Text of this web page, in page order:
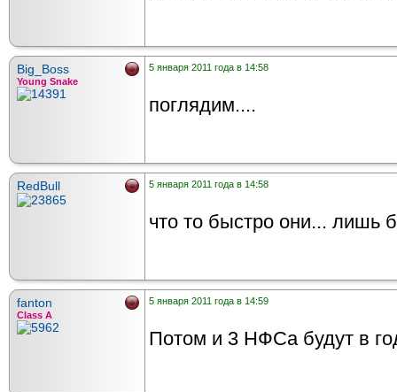
Big_Boss
Young Snake
5 января 2011 года в 14:58
поглядим....
RedBull 5 января 2011 года в 14:58
что то быстро они... лишь
fanton
Class A
5 января 2011 года в 14:59
Потом и 3 НФСа будут в